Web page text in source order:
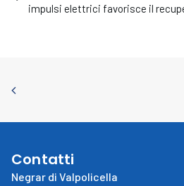
impulsi elettrici favorisce il
Contatti
Negrar di Valpolicella